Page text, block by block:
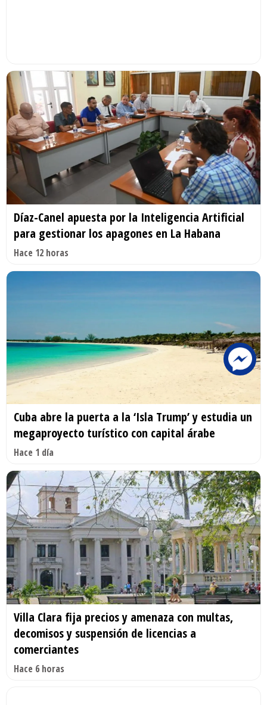
Díaz-Canel apuesta por la Inteligencia Artificial
para gestionar los apagones en La Habana
Hace 12 horas
Cuba abre la puerta a la ‘Isla Trump’ y estudia un
megaproyecto turístico con capital árabe
Hace 1 día
Villa Clara fija precios y amenaza con multas,
decomisos y suspensión de licencias a
comerciantes
Hace 6 horas